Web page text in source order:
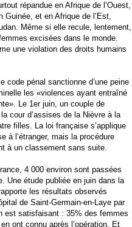
répandue en Afrique de l’Ouest,
et en Afrique de l’Est,
Même si elle recule, lentement,
excisées dans le monde.
une violation des droits humains
code pénal sanctionne d’une peine
les «violences ayant entraîné
Le 1er juin, un couple de
cour d’assises de la Nièvre à la
filles. La loi française s’applique
à l’étranger, mais la procédure
à un classement sans suite.
4 000 environ sont passées
Une étude publiée en juin dans la
les résultats observés
de Saint-Germain-en-Laye par
est satisfaisant : 35% des femmes
ont connu après l’opération. Et